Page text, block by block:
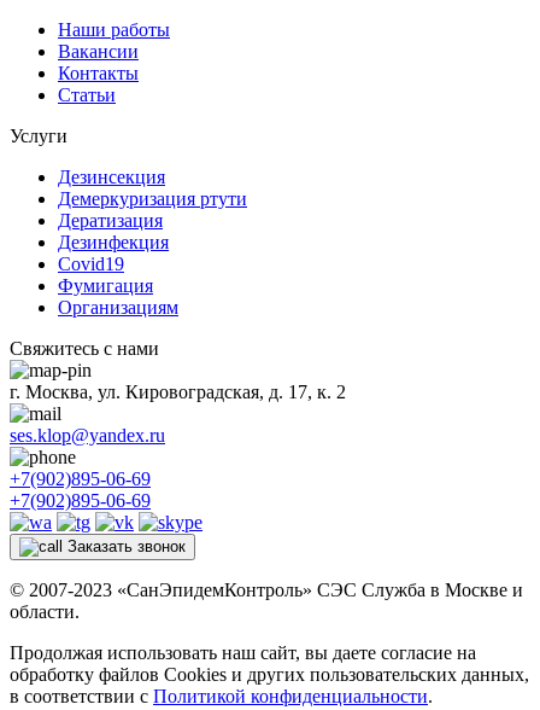
Наши работы
Вакансии
Контакты
Статьи
Услуги
Дезинсекция
Демеркуризация ртути
Дератизация
Дезинфекция
Covid19
Фумигация
Организациям
Свяжитесь с нами
г. Москва, ул. Кировоградская, д. 17, к. 2
ses.klop@yandex.ru
+7(902)895-06-69
+7(902)895-06-69
Заказать звонок
© 2007-2023 «СанЭпидемКонтроль» СЭС Служба в Москве и
области.
Продолжая использовать наш сайт, вы даете согласие на
обработку файлов Cookies и других пользовательских данных,
в соответствии с Политикой конфиденциальности.